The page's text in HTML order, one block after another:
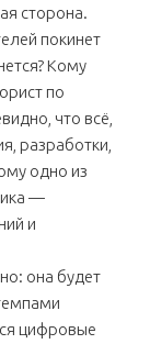
сторона.
покинет
Кому
по
что всё,
разработки,
одно из
—
и
она будет
цифровые